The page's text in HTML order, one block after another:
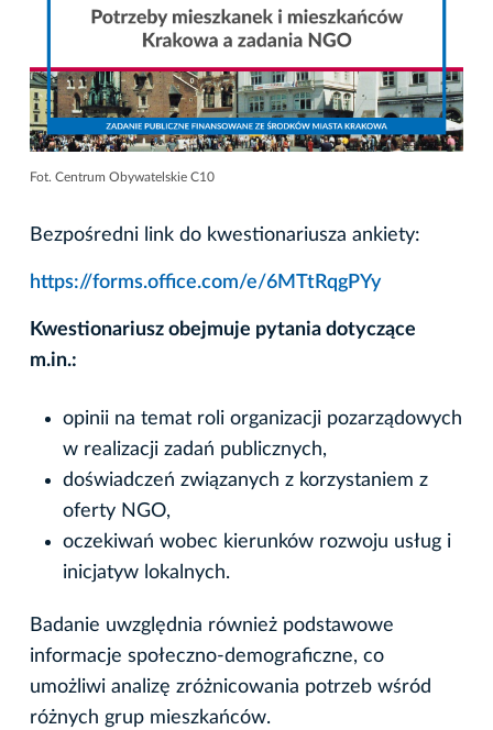
Fot. Centrum Obywatelskie C10
Bezpośredni link do kwestionariusza ankiety:
https://forms.office.com/e/6MTtRqgPYy
Kwestionariusz obejmuje pytania dotyczące
m.in.:
opinii na temat roli organizacji pozarządowych
w realizacji zadań publicznych,
doświadczeń związanych z korzystaniem z
oferty NGO,
oczekiwań wobec kierunków rozwoju usług i
inicjatyw lokalnych.
Badanie uwzględnia również podstawowe
informacje społeczno-demograficzne, co
umożliwi analizę zróżnicowania potrzeb wśród
różnych grup mieszkańców.